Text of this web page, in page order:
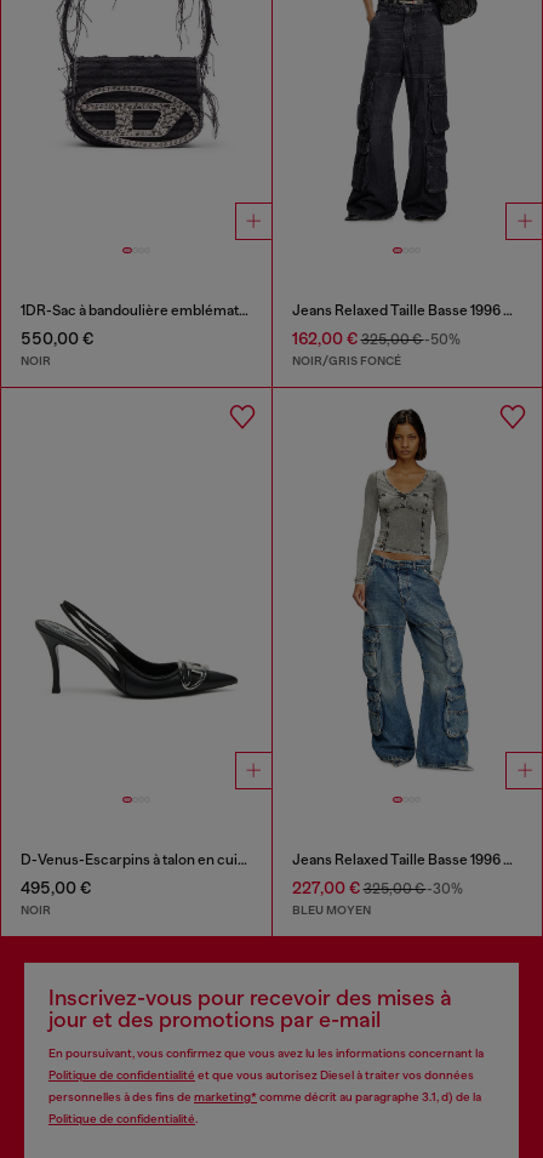
1DR-Sac à bandoulière emblématique en toile et cuir
550,00 €
NOIR
Jeans Relaxed Taille Basse 1996 D-Sire
162,00 €325,00 €-50%
NOIR/GRIS FONCÉ
D-Venus-Escarpins à talon en cuir nappa noir pour femme
495,00 €
NOIR
Jeans Relaxed Taille Basse 1996 D-Sire
227,00 €325,00 €-30%
BLEU MOYEN
Inscrivez-vous pour recevoir des mises à
jour et des promotions par e-mail
En poursuivant, vous confirmez que vous avez lu les informations concernant la
Politique de confidentialité et que vous autorisez Diesel à traiter vos données
personnelles à des fins de marketing*comme décrit au paragraphe 3.1, d) de la
Politique de confidentialité